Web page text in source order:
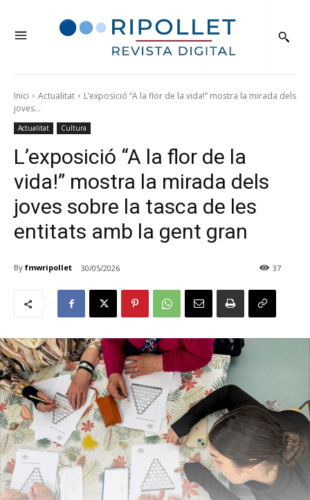
Inici Actualitat
L’exposició “A la flor de la vida!” mostra la mirada dels
joves...
Actualitat Cultura
L’exposició “A la flor de la
vida!” mostra la mirada dels
joves sobre la tasca de les
entitats amb la gent gran
By fmwripollet 30/05/2026 37